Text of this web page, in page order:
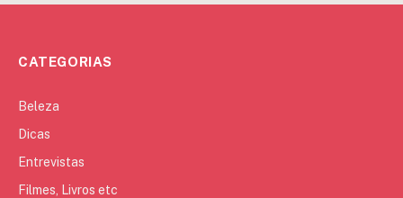
CATEGORIAS
Beleza
Dicas
Entrevistas
Filmes, Livros etc